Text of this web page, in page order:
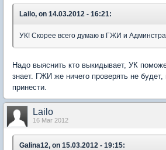
Lailo, on 14.03.2012 - 16:21:
УК! Скорее всего думаю в ГЖИ и
Надо выяснить кто выкидывает, УК
знает. ГЖИ же ничего проверять не
принести.
Lailo
16 Mar 2012
Galina12, on 15.03.2012 - 19:15: